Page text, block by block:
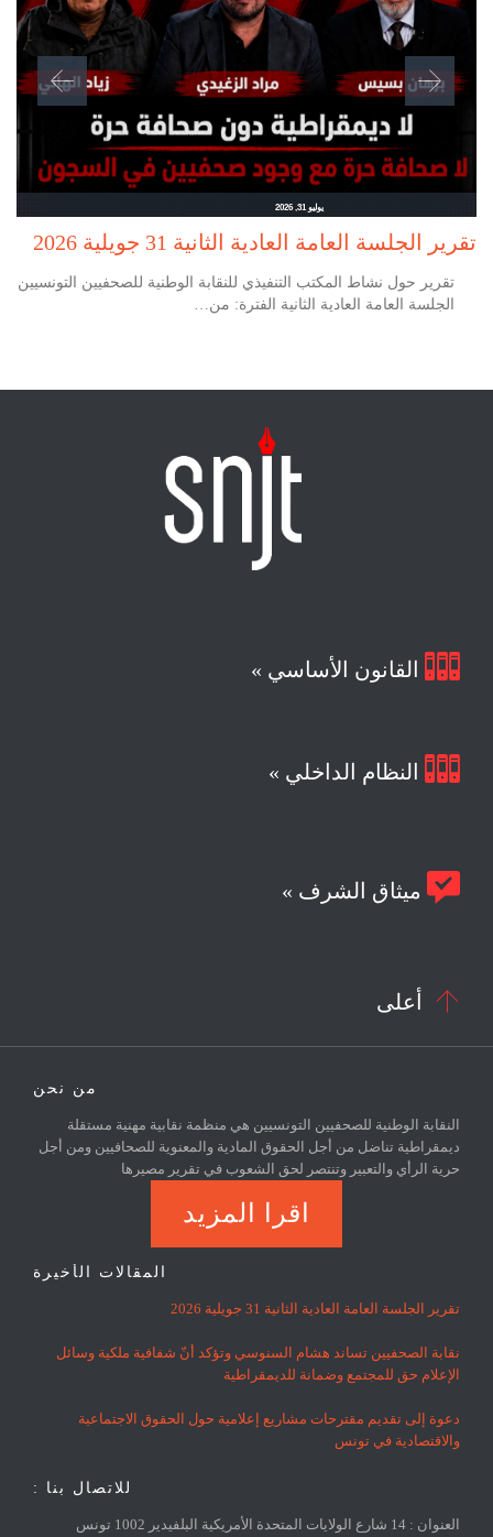
يوليو 31, 2026
تقرير الجلسة العامة العادية الثانية 31 جويلية 2026
تقرير حول نشاط المكتب التنفيذي للنقابة الوطنية للصحفيين التونسيين
الجلسة العامة العادية الثانية الفترة: من…
 القانون الأساسي »
 النظام الداخلي »
 ميثاق الشرف »
 أعلى
من نحن
النقابة الوطنية للصحفيين التونسيين هي منظمة نقابية مهنية مستقلة
ديمقراطية تناضل من أجل الحقوق المادية والمعنوية للصحافيين ومن أجل
حرية الرأي والتعبير وتنتصر لحق الشعوب في تقرير مصيرها
اقرا المزيد
المقالات الأخيرة
تقرير الجلسة العامة العادية الثانية 31 جويلية 2026
نقابة الصحفيين تساند هشام السنوسي وتؤكد أنّ شفافية ملكية وسائل
الإعلام حق للمجتمع وضمانة للديمقراطية
دعوة إلى تقديم مقترحات مشاريع إعلامية حول الحقوق الاجتماعية
والاقتصادية في تونس
للاتصال بنا :
العنوان : 14 شارع الولايات المتحدة الأمريكية البلفيدير 1002 تونس